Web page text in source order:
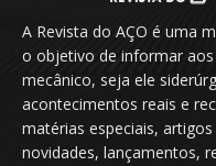
A Revista do AÇO é uma
o objetivo de informar
mecânico, seja ele
acontecimentos reais e
matérias especiais,
novidades, lançamentos,